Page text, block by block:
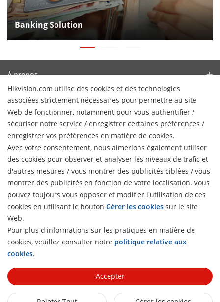
Banking Solution
Hikvision.com utilise des cookies et des technologies
associées strictement nécessaires pour permettre au site
Web de fonctionner, notamment pour vous authentifier /
sécuriser notre service / enregistrer certaines préférences /
enregistrer vos préférences en matière de cookies.
Avec votre consentement, nous aimerions également utiliser
des cookies pour observer et analyser les niveaux de trafic et
d'autres mesures / vous montrer des publicités ciblées / vous
montrer des publicités en fonction de votre localisation. Vous
pouvez toujours vous opposer et modifier l'utilisation de ces
cookies en utilisant le bouton Gérer les cookies sur le site
Web.
Pour plus d'informations sur les pratiques en matière de
cookies, veuillez consulter notre politique relative aux
cookies.
Accepter
À propos
Profil de l’Entreprise
Relations avec les investisseurs
Cybersécurité
Conformité
Développement durable
Axé sur la qualité
Contactez-nous
FAQ
Actualités
Blog
Dernières actualités
Témoignages clients
HikSnap
Bibliothèque vidéo
Partenaires
Hik-Partner Pro
Trouver un distributeur
Trouver un partenaire technologique
Portail des partenaires technologiques
Hikvision Embedded Open Platform
Témoignage de partenaire technologique
Liens Rapides
HikTech Star
Où Acheter
Produits obsolètes
Hikvision eLearning
Liste des Évènements
Plan du site
Contactez-nous
S'abonner à la newsletter
Rights Reserved.
Privacy Policy Cookie Policy
Cookies
Preferences
Se Désinscrire